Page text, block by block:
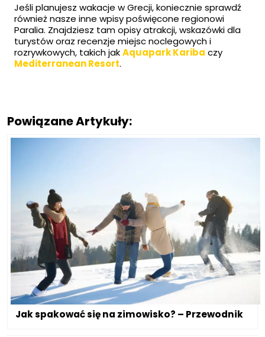
Jeśli planujesz wakacje w Grecji, koniecznie sprawdź
również nasze inne wpisy poświęcone regionowi
Paralia. Znajdziesz tam opisy atrakcji, wskazówki dla
turystów oraz recenzje miejsc noclegowych i
rozrywkowych, takich jakAquapark Kariba czy
Mediterranean Resort.
Powiązane Artykuły:
Jak spakować się na zimowisko? – Przewodnik